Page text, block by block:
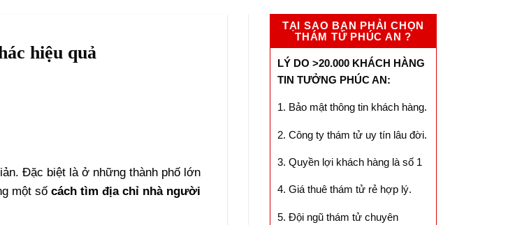
hiệu quả
Đặc biệt là ở những thành phố lớn
một sốcách tìm địa chỉ nhà người
TẠI SAO BẠN PHẢI CHỌN
THÁM TỬ PHÚC AN ?
LÝ DO >20.000 KHÁCH HÀNG
TIN TƯỞNG PHÚC AN:
1. Bảo mật thông tin khách hàng.
2. Công ty thám tử uy tín lâu đời.
3. Quyền lợi khách hàng là số 1
4. Giá thuê thám tử rẻ hợp lý.
5. Đội ngũ thám tử chuyên